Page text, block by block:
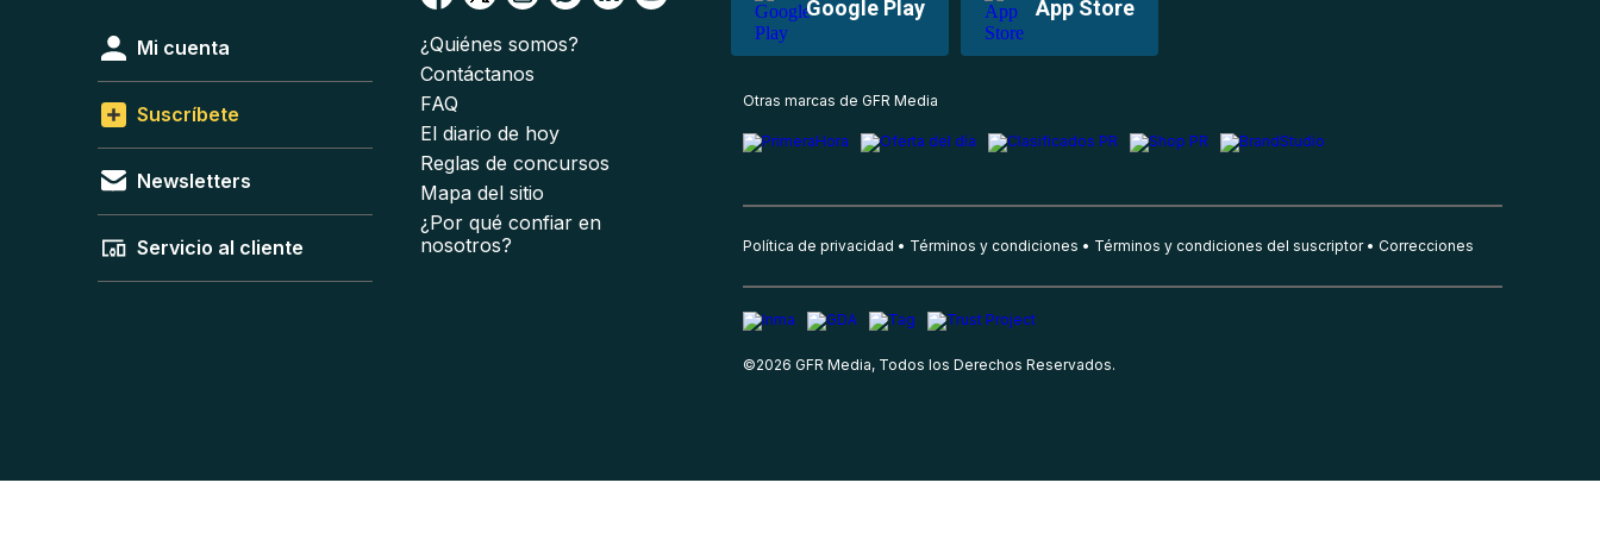
Google Play App Store
Mi cuenta
Suscríbete
Newsletters
Servicio al cliente
¿Quiénes somos?
Contáctanos
FAQ
El diario de hoy
Reglas de concursos
Mapa del sitio
¿Por qué confiar en
nosotros?
Otras marcas de GFR Media
Política de privacidad Términos y condiciones Términos y condiciones del suscriptor Correcciones
©2026 GFR Media, Todos los Derechos Reservados.